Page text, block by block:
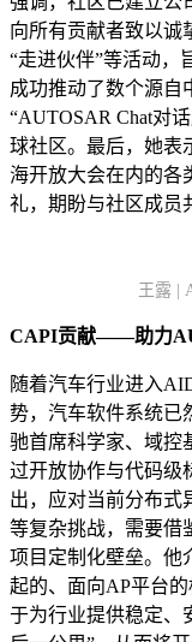
向所有贡献者致以诚
“走进伙伴”等活动，
成功推动了数个源自
“AUTOSAR Chat对
球社区。最后，她表
海开放大会在内的各
礼，期盼与社区成员
王露 |
CAPI贡献——助力
随着汽车行业进入
势，汽车软件系统已
驰首席科学家、域控
过开放协作与代码级
出，应对当前分布式
等复杂挑战，需要借
项目定制化壁垒。他
起的、面向AP平台
于为行业提供稳定、